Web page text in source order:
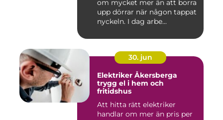
om mycket mer än att borra
upp dörrar när någon tappat
nyckeln. I dag arbe...
30. jun
Elektriker Åkersberga
trygg el i hem och
fritidshus
Att hitta rätt elektriker
handlar om mer än pris per